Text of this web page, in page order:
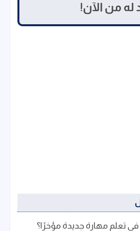
من الآن!
تعلم مهارة جديدة مؤخرًا؟